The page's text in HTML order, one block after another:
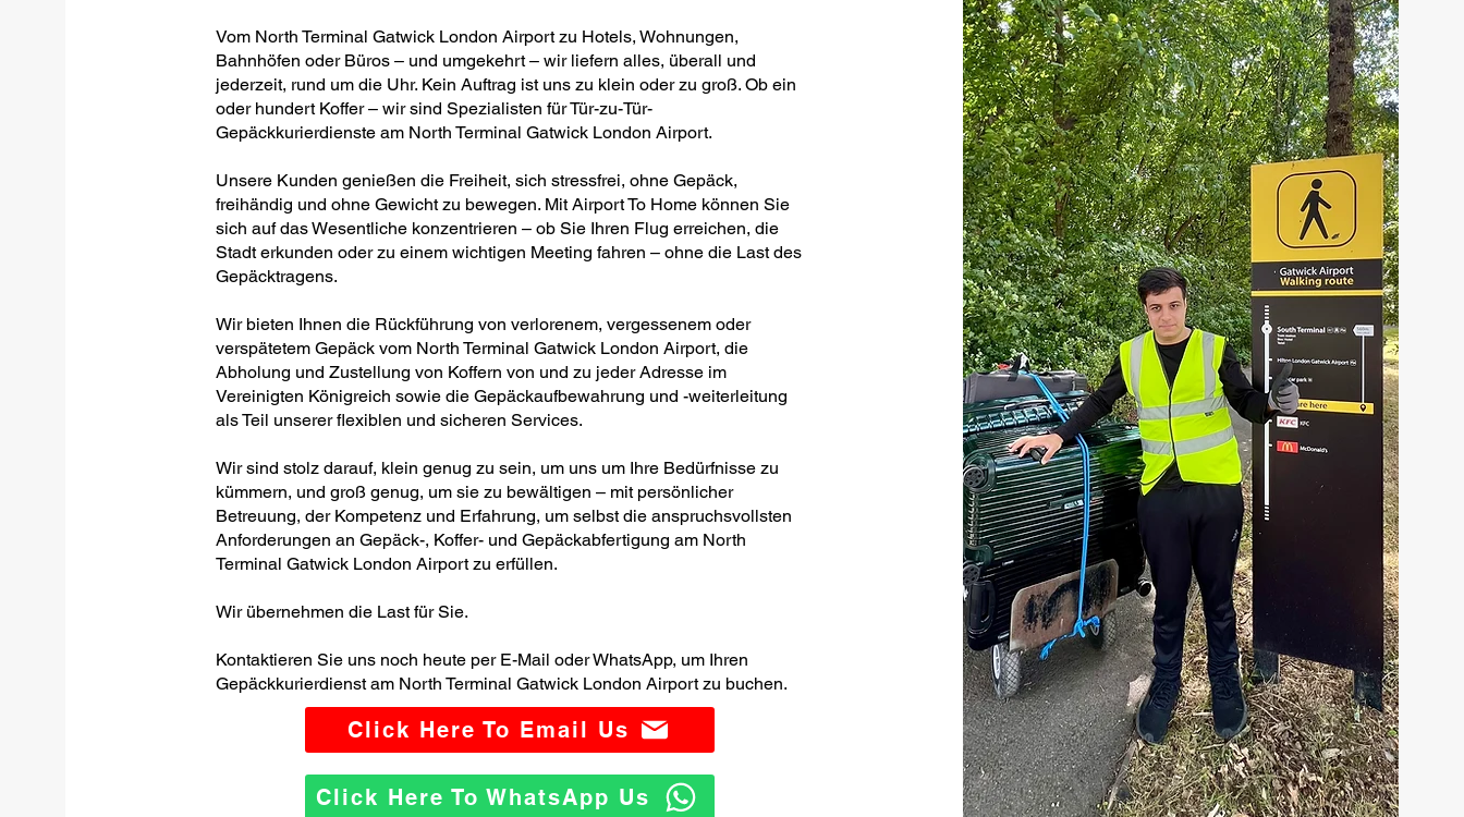
Vom North Terminal Gatwick London Airport zu Hotels, Wohnungen,
Bahnhöfen oder Büros – und umgekehrt – wir liefern alles, überall und
jederzeit, rund um die Uhr. Kein Auftrag ist uns zu klein oder zu groß. Ob ein
oder hundert Koffer – wir sind Spezialisten für Tür-zu-Tür-
Gepäckkurierdienste am North Terminal Gatwick London Airport.
Unsere Kunden genießen die Freiheit, sich stressfrei, ohne Gepäck,
freihändig und ohne Gewicht zu bewegen. Mit Airport To Home können Sie
sich auf das Wesentliche konzentrieren – ob Sie Ihren Flug erreichen, die
Stadt erkunden oder zu einem wichtigen Meeting fahren – ohne die Last des
Gepäcktragens.
Wir bieten Ihnen die Rückführung von verlorenem, vergessenem oder
verspätetem Gepäck vom North Terminal Gatwick London Airport, die
Abholung und Zustellung von Koffern von und zu jeder Adresse im
Vereinigten Königreich sowie die Gepäckaufbewahrung und -weiterleitung
als Teil unserer flexiblen und sicheren Services.
Wir sind stolz darauf, klein genug zu sein, um uns um Ihre Bedürfnisse zu
kümmern, und groß genug, um sie zu bewältigen – mit persönlicher
Betreuung, der Kompetenz und Erfahrung, um selbst die anspruchsvollsten
Anforderungen an Gepäck-, Koffer- und Gepäckabfertigung am North
Terminal Gatwick London Airport zu erfüllen.
Wir übernehmen die Last für Sie.
Kontaktieren Sie uns noch heute per E-Mail oder WhatsApp, um Ihren
Gepäckkurierdienst am North Terminal Gatwick London Airport zu buchen.
Click Here To Email Us
Click Here To WhatsApp Us